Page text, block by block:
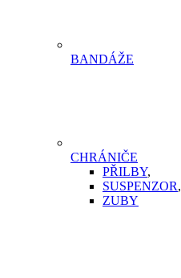
BANDÁŽE
CHRÁNIČE
PŘILBY,
SUSPENZOR,
ZUBY